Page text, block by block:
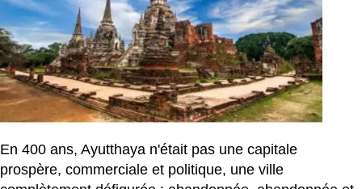
En 400 ans, Ayutthaya n'était pas une capitale
prospère, commerciale et politique, une ville